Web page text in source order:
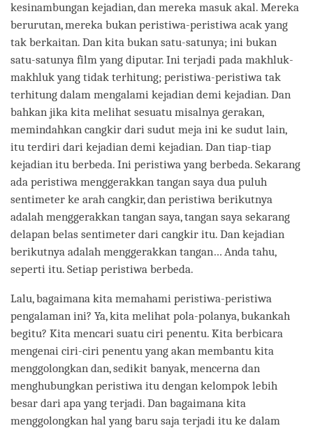
kesinambungan kejadian, dan mereka masuk akal. Mereka
berurutan, mereka bukan peristiwa-peristiwa acak yang
tak berkaitan. Dan kita bukan satu-satunya; ini bukan
satu-satunya film yang diputar. Ini terjadi pada makhluk-
makhluk yang tidak terhitung; peristiwa-peristiwa tak
terhitung dalam mengalami kejadian demi kejadian. Dan
bahkan jika kita melihat sesuatu misalnya gerakan,
memindahkan cangkir dari sudut meja ini ke sudut lain,
itu terdiri dari kejadian demi kejadian. Dan tiap-tiap
kejadian itu berbeda. Ini peristiwa yang berbeda. Sekarang
ada peristiwa menggerakkan tangan saya dua puluh
sentimeter ke arah cangkir, dan peristiwa berikutnya
adalah menggerakkan tangan saya, tangan saya sekarang
delapan belas sentimeter dari cangkir itu. Dan kejadian
berikutnya adalah menggerakkan tangan… Anda tahu,
seperti itu. Setiap peristiwa berbeda.
Lalu, bagaimana kita memahami peristiwa-peristiwa
pengalaman ini? Ya, kita melihat pola-polanya, bukankah
begitu? Kita mencari suatu ciri penentu. Kita berbicara
mengenai ciri-ciri penentu yang akan membantu kita
menggolongkan dan, sedikit banyak, mencerna dan
menghubungkan peristiwa itu dengan kelompok lebih
besar dari apa yang terjadi. Dan bagaimana kita
menggolongkan hal yang baru saja terjadi itu ke dalam